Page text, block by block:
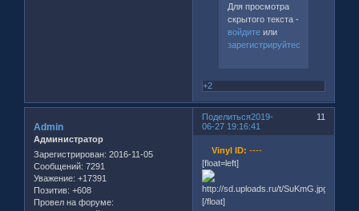
Для просмотра
скрытого текста -
войдитеили
зарегистрируйтесь
+2
Поделиться 11
2019-
06-27 19:16:41
Admin
Администратор
Зарегистрирован: 2016-11-05
Сообщений: 7291
Уважение: +17391
Позитив: +608
Провел на форуме:
Vinyl ID: ----
[float=left]
[/float]